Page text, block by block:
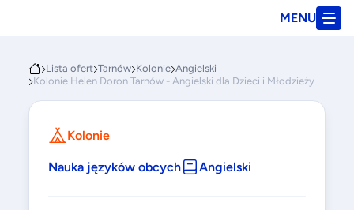
MENU
Lista ofert Tarnów Kolonie Angielski
Kolonie Helen Doron Tarnów - Angielski dla Dzieci i Młodzieży
Kolonie
Nauka języków obcych Angielski